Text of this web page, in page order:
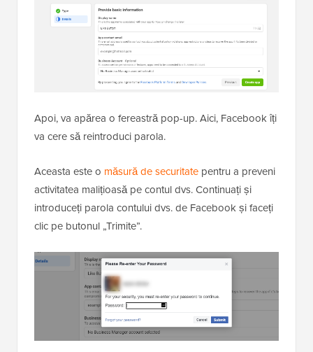
Apoi, va apărea o fereastră pop-up. Aici, Facebook îți
va cere să reintroduci parola.
Aceasta este o măsură de securitate pentru a preveni
activitatea malițioasă pe contul dvs. Continuați și
introduceți parola contului dvs. de Facebook și faceți
clic pe butonul „Trimite”.